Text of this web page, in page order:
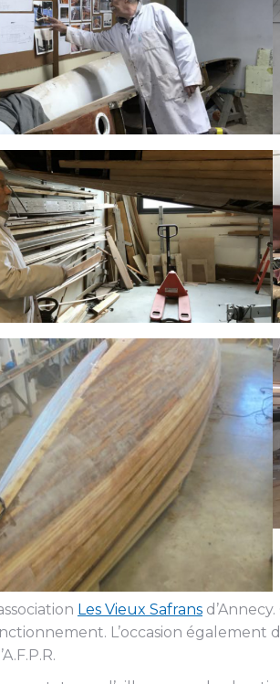
Les Vieux Safrans
L’occasion